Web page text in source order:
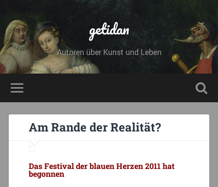
getidan
Autoren über Kunst und Leben
Am Rande der Realität?
Das Festival der blauen Herzen 2011 hat
begonnen